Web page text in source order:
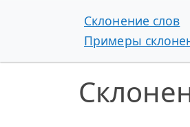
Склонение слов
Примеры